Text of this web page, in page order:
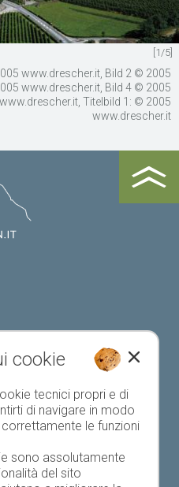
[1/5]
www.drescher.it, Bild 2 © 2005
www.drescher.it, Bild 4 © 2005
Titelbild 1: © 2005
www.drescher.it
cookie
tecnici propri e di
di navigare in modo
le funzioni
sono assolutamente
del sito